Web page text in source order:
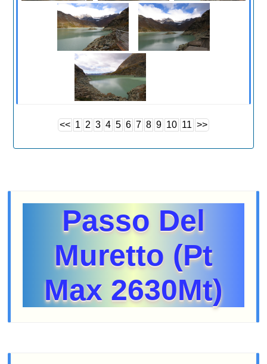
<< 1 2 3 4 5 6 7 8 9 10 11 >>
Passo Del
Muretto (Pt
Max 2630Mt)